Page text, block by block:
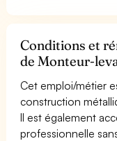
Conditions et
de Monteur-
Cet emploi/métier
construction
Il est également
professionnelle